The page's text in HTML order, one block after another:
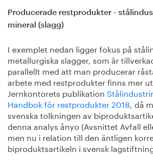
Producerade restprodukter -
mineral (slagg)
I exemplet nedan ligger fokus på
metallurgiska slagger, som är
parallellt med att man producerar
arbete med restprodukter finns mer
Jernkontorets publikation
Handbok för restprodukter 2018, då
svenska tolkningen av
denna analys ånyo (Avsnittet Avfall
men nu i relation till den äntligen
biproduktsartikeln i svensk